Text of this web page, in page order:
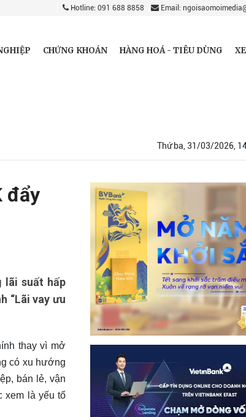
Hotline: 091 688 8858 Email:
CHỨNG KHOÁN HÀNG HOÁ - TIÊU DÙNG XE
Thứ ba, 31/03/2026,
đẩy
lãi suất hấp
“Lãi vay ưu
thay vì mở
có xu hướng
bán lẻ, vận
xem là yếu tố